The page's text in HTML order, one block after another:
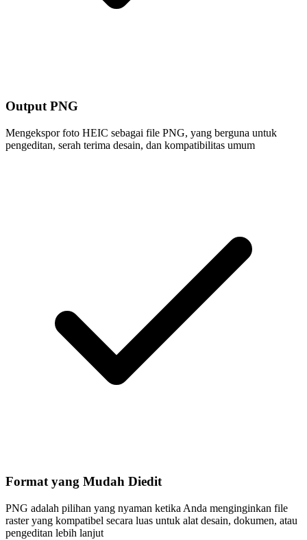
Output PNG
Mengekspor foto HEIC sebagai file PNG, yang berguna untuk
pengeditan, serah terima desain, dan kompatibilitas umum
Format yang Mudah Diedit
PNG adalah pilihan yang nyaman ketika Anda menginginkan file
raster yang kompatibel secara luas untuk alat desain, dokumen, atau
pengeditan lebih lanjut